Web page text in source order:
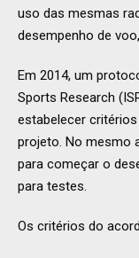
uso das mesmas
desempenho de
Em 2014, um
Sports Research
estabelecer
projeto. No mesmo
para começar o
para testes.
Os critérios do